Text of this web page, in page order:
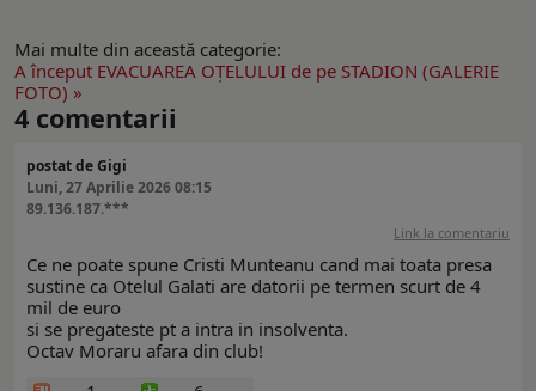
Mai multe din această categorie:
A început EVACUAREA OŢELULUI de pe STADION (GALERIE
FOTO) »
4 comentarii
postat de Gigi
Luni, 27 Aprilie 2026 08:15
89.136.187.***
Link la comentariu
Ce ne poate spune Cristi Munteanu cand mai toata presa
sustine ca Otelul Galati are datorii pe termen scurt de 4
mil de euro
si se pregateste pt a intra in insolventa.
Octav Moraru afara din club!